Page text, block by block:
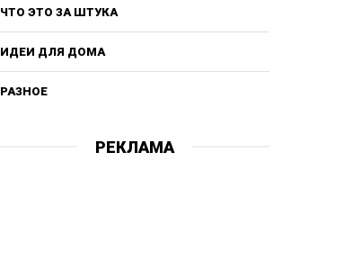
ЧТО ЭТО ЗА ШТУКА
ИДЕИ ДЛЯ ДОМА
РАЗНОЕ
РЕКЛАМА